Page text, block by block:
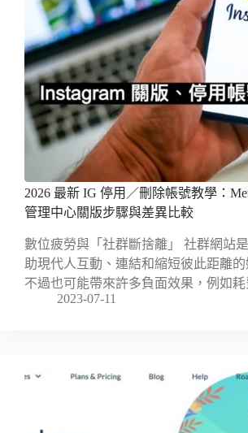
2026 最新 IG 停用／刪除帳號教學：
管理中心關版步驟與差異比較
數位疲勞與「社群斷捨離」 社群網站
助現代人互動、連結和縮短彼此距離的
不過也可能帶來許多負面效果，例如
2023-07-11